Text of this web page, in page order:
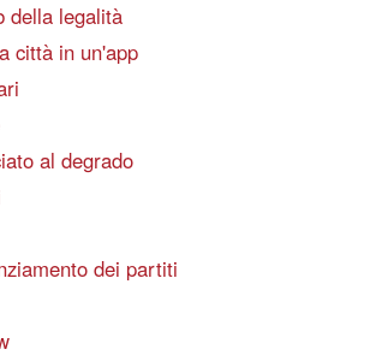
della legalità
città in un'app
al degrado
dei partiti